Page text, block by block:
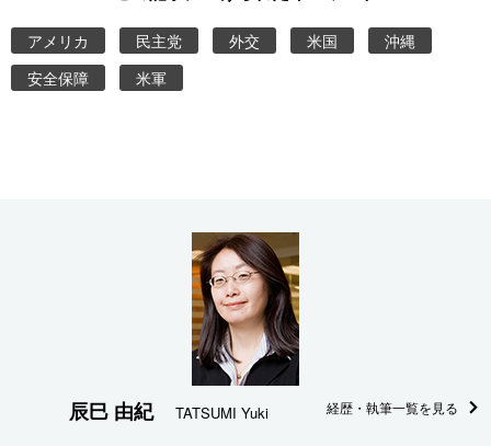
アメリカ 民主党 外交 米国
沖縄
安全保障
米軍
辰巳 由紀 TATSUMI Yuki 経歴・執筆一覧を見る